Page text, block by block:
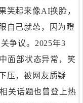
笑起来像AI换脸，
自己就怂，因为瞪
争议。2025年3
面部状态异常，笑
压，被网友质疑
关话题也曾登上热